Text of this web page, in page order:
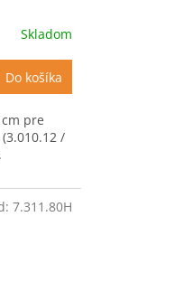
Skladom
Do košíka
pre
/
7.311.80H